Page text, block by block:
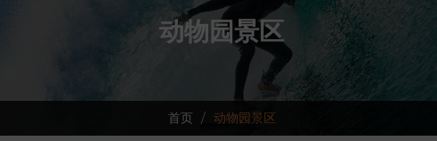
动物园景区
首页 动物园景区